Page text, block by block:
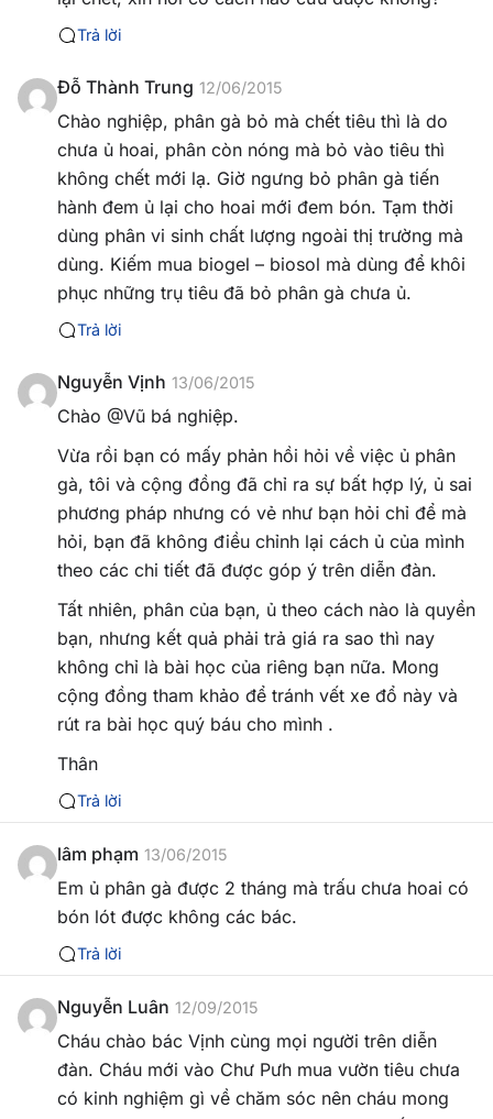
Trả lời
Đỗ Thành Trung 12/06/2015
Chào nghiệp, phân gà bỏ mà chết tiêu thì là do
chưa ủ hoai, phân còn nóng mà bỏ vào tiêu thì
không chết mới lạ. Giờ ngưng bỏ phân gà tiến
hành đem ủ lại cho hoai mới đem bón. Tạm thời
dùng phân vi sinh chất lượng ngoài thị trường mà
dùng. Kiếm mua biogel – biosol mà dùng để khôi
phục những trụ tiêu đã bỏ phân gà chưa ủ.
Trả lời
Nguyễn Vịnh 13/06/2015
Chào @Vũ bá nghiệp.
Vừa rồi bạn có mấy phản hồi hỏi về việc ủ phân
gà, tôi và cộng đồng đã chỉ ra sự bất hợp lý, ủ sai
phương pháp nhưng có vẻ như bạn hỏi chỉ để mà
hỏi, bạn đã không điều chỉnh lại cách ủ của mình
theo các chi tiết đã được góp ý trên diễn đàn.
Tất nhiên, phân của bạn, ủ theo cách nào là quyền
bạn, nhưng kết quả phải trả giá ra sao thì nay
không chỉ là bài học của riêng bạn nữa. Mong
cộng đồng tham khảo để tránh vết xe đổ này và
rút ra bài học quý báu cho mình .
Thân
Trả lời
lâm phạm 13/06/2015
Em ủ phân gà được 2 tháng mà trấu chưa hoai có
bón lót được không các bác.
Trả lời
Nguyễn Luân 12/09/2015
Cháu chào bác Vịnh cùng mọi người trên diễn
đàn. Cháu mới vào Chư Pưh mua vườn tiêu chưa
có kinh nghiệm gì về chăm sóc nên cháu mong